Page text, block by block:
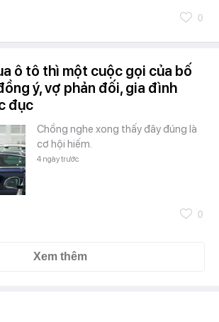
0
ô tô thì một cuộc gọi của bố
ý, vợ phản đối, gia đình
đục
Chồng nghe xong thấy đây đúng là
cơ hội hiếm.
4 ngày trước
0
Xem thêm